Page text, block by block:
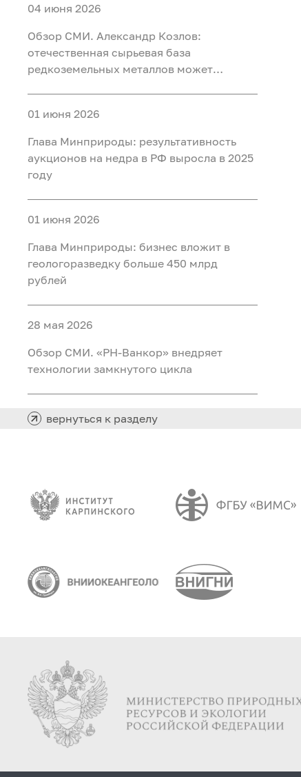
04 июня 2026
Обзор СМИ. Александр Козлов:
отечественная сырьевая база
редкоземельных металлов может
01 июня 2026
Глава Минприроды: результативность
аукционов на недра в РФ выросла в 2025
году
01 июня 2026
Глава Минприроды: бизнес вложит в
геологоразведку больше 450 млрд
рублей
28 мая 2026
Обзор СМИ. «РН-Ванкор» внедряет
технологии замкнутого цикла
вернуться к разделу